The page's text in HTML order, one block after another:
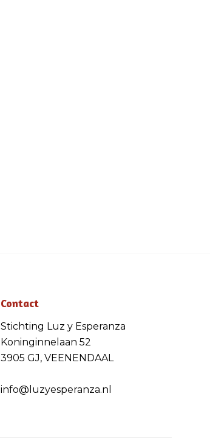
Contact
Stichting Luz y Esperanza
Koninginnelaan 52
3905 GJ, VEENENDAAL
info@luzyesperanza.nl